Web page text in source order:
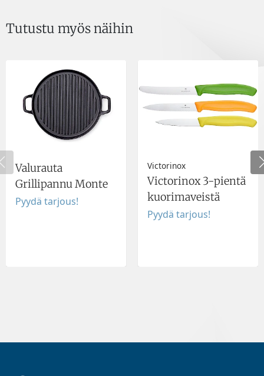
Tutustu myös näihin
Valurauta
Grillipannu Monte
Pyydä tarjous!
Victorinox
Victorinox 3-pientä
kuorimaveistä
Pyydä tarjous!